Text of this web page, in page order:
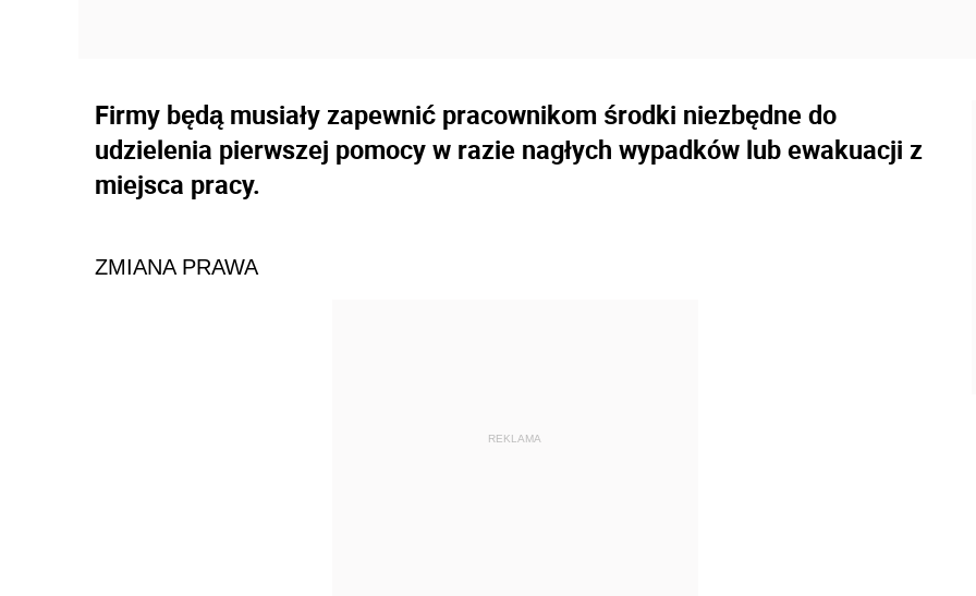
Firmy będą musiały zapewnić pracownikom środki niezbędne do
udzielenia pierwszej pomocy w razie nagłych wypadków lub ewakuacji z
miejsca pracy.
ZMIANA PRAWA
REKLAMA